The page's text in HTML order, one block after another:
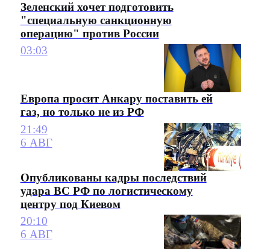
Зеленский хочет подготовить
"специальную санкционную
операцию" против России
03:03
Европа просит Анкару поставить ей
газ, но только не из РФ
21:49
6 АВГ
Опубликованы кадры последствий
удара ВС РФ по логистическому
центру под Киевом
20:10
6 АВГ